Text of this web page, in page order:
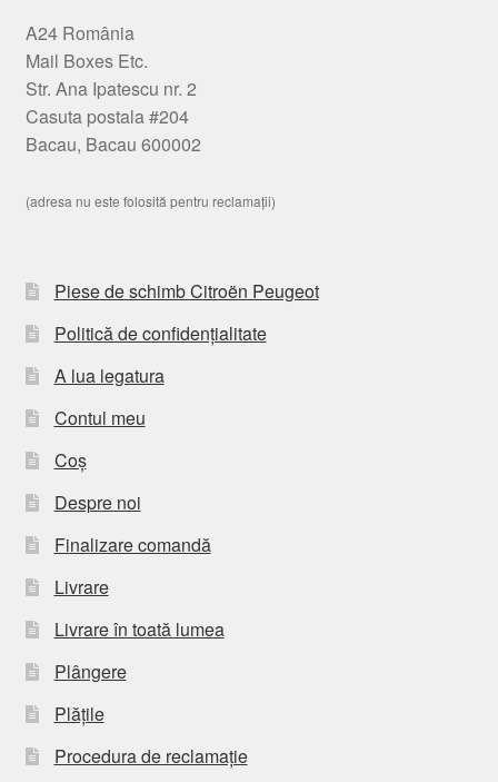
A24 România
Mail Boxes Etc.
Str. Ana Ipatescu nr. 2
Casuta postala #204
Bacau, Bacau 600002
(adresa nu este folosită pentru reclamații)
Piese de schimb Citroën Peugeot
Politică de confidențialitate
A lua legatura
Contul meu
Coș
Despre noi
Finalizare comandă
Livrare
Livrare în toată lumea
Plângere
Plățile
Procedura de reclamație